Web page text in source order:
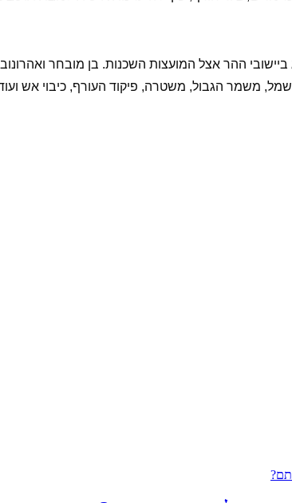
ההר אצל המועצות השכנות. בן מובחר
משמר הגבול, משטרה, פיקוד העורף, כיבוי אש